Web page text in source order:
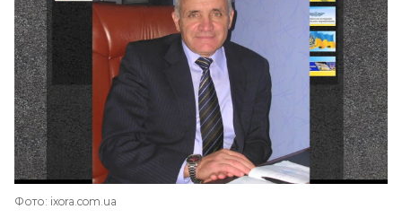
Фото: ixora.com.ua